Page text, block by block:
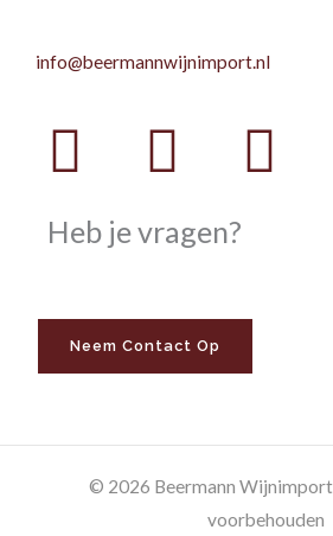
info@beermannwijnimport.nl
Facebook
Heb je vragen?
Neem Contact Op
© 2026 Beermann
voorbehouden